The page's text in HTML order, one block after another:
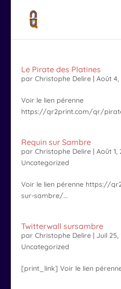
Le Pirate des Platines
par Christophe Delire| Août 4,
Voir le lien pérenne
https://qr2print.com/qr/
Requin sur Sambre
par Christophe Delire| Août 1,
Uncategorized
Voir le lien pérenne https://
sur-sambre/...
Twitterwall sursambre
par Christophe Delire| Juil 25,
Uncategorized
[print_link] Voir le lien